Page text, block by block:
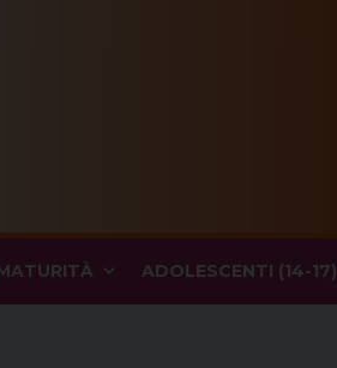
ADOLESCENTI (14-17)